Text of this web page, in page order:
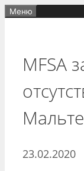
Перейти
Меню
MFSA
23.02.2020